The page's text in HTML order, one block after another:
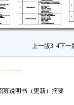
上一版3 4下一
募说明书（更新）摘要